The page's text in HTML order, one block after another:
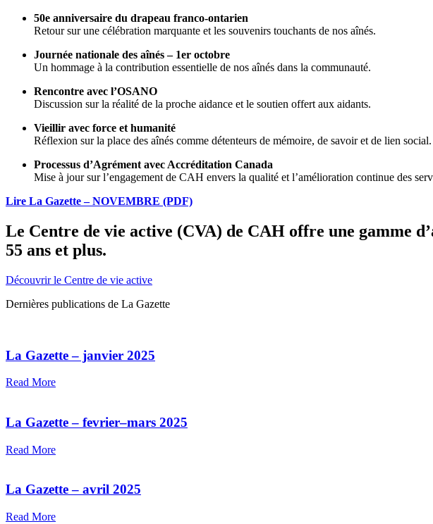
50e anniversaire du drapeau franco-ontarien
Retour sur une célébration marquante et les souvenirs touchants de nos aînés.
Journée nationale des aînés – 1er octobre
Un hommage à la contribution essentielle de nos aînés dans la communauté.
Rencontre avec l’OSANO
Discussion sur la réalité de la proche aidance et le soutien offert aux aidants.
Vieillir avec force et humanité
Réflexion sur la place des aînés comme détenteurs de mémoire, de savoir et de lien social.
Processus d’Agrément avec Accréditation Canada
Mise à jour sur l’engagement de CAH envers la qualité et l’amélioration continue des
Lire La Gazette – NOVEMBRE (PDF)
Le Centre de vie active (CVA) de CAH offre une gamme
55 ans et plus.
Découvrir le Centre de vie active
Dernières publications de La Gazette
La Gazette – janvier 2025
Read More
La Gazette – fevrier–mars 2025
Read More
La Gazette – avril 2025
Read More